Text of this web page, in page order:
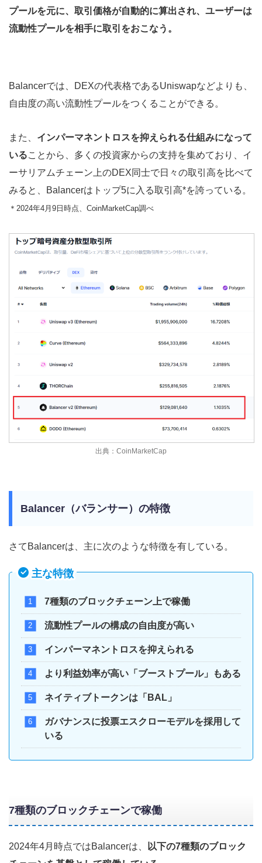
プールを元に、取引価格が自動的に算出され、ユーザーは
流動性プールを相手に取引をおこなう。
Balancerでは、DEXの代表格であるUniswapなどよりも、
自由度の高い流動性プールをつくることができる。
また、 インパーマネントロスを抑えられる仕組みになって
いることから、多くの投資家からの支持を集めており、イ
ーサリアムチェーン上のDEX同士で日々の取引高を比べて
みると、Balancerはトップ5に入る取引高*を誇っている。
＊2024年4月9日時点、CoinMarketCap調べ
出典：CoinMarketCap
Balancer（バランサー）の特徴
さてBalancerは、主に次のような特徴を有している。
主な特徴
7種類のブロックチェーン上で稼働
流動性プールの構成の自由度が高い
インパーマネントロスを抑えられる
より利益効率が高い「ブーストプール」もある
ネイティブトークンは「BAL」
ガバナンスに投票エスクローモデルを採用して
いる
7種類のブロックチェーンで稼働
2024年4月時点ではBalancerは、
以下の7種類のブロック